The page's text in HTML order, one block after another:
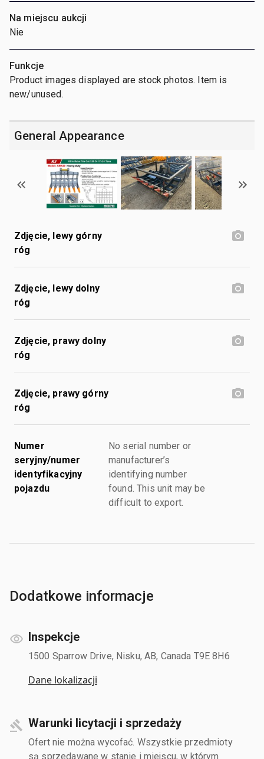
Na miejscu aukcji
Nie
Funkcje
Product images displayed are stock photos. Item is
new/unused.
General Appearance
Zdjęcie, lewy górny
róg
Zdjęcie, lewy dolny
róg
Zdjęcie, prawy dolny
róg
Zdjęcie, prawy górny
róg
Numer
seryjny/numer
identyfikacyjny
pojazdu
No serial number or
manufacturer’s
identifying number
found. This unit may be
difficult to export.
Dodatkowe informacje
Inspekcje
1500 Sparrow Drive, Nisku, AB, Canada T9E 8H6
Dane lokalizacji
Warunki licytacji i sprzedaży
Ofert nie można wycofać. Wszystkie przedmioty
są sprzedawane w stanie i miejscu, w którym